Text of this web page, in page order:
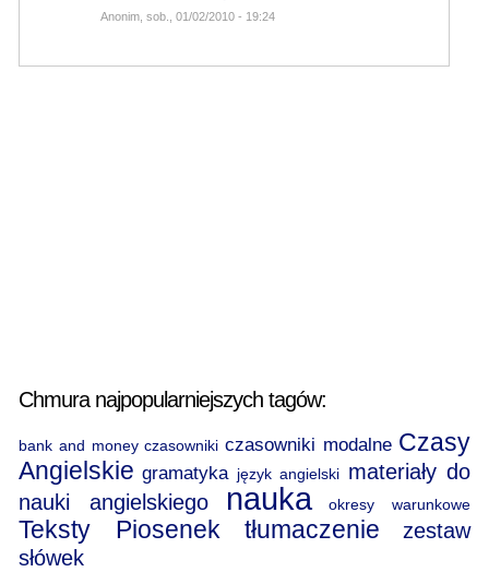
Anonim, sob., 01/02/2010 - 19:24
Chmura najpopularniejszych tagów:
bank and money czasowniki czasowniki modalne Czasy
Angielskie gramatyka język angielski materiały do
nauki angielskiego
nauka okresy warunkowe
Teksty Piosenek tłumaczenie
zestaw
słówek